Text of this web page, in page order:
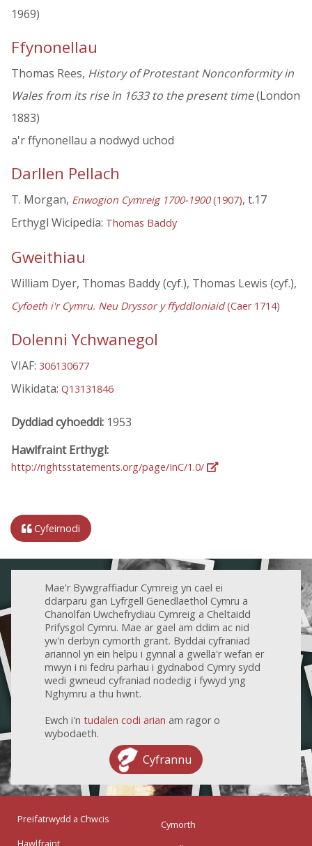
1969)
Ffynonellau
Thomas Rees, History of Protestant Nonconformity in
Wales from its rise in 1633 to the present time(London
1883)
a'r ffynonellau a nodwyd uchod
Darllen Pellach
T. Morgan, Enwogion Cymreig 1700-1900(1907), t.17
Erthygl Wicipedia: Thomas Baddy
Gweithiau
William Dyer, Thomas Baddy (cyf.), Thomas Lewis (cyf.),
Cyfoeth i'r Cymru. Neu Dryssor y ffyddloniaid(Caer 1714)
Dolenni Ychwanegol
VIAF: 306130677
Wikidata: Q13131846
Dyddiad cyhoeddi: 1953
Hawlfraint Erthygl:
http://rightsstatements.org/page/InC/1.0/
Cyfeirnodi
Mae'r Bywgraffiadur Cymreig yn cael ei
ddarparu gan Lyfrgell Genedlaethol Cymru a
Chanolfan Uwchefrydiau Cymreig a Cheltaidd
Prifysgol Cymru. Mae ar gael am ddim ac nid
yw'n derbyn cymorth grant. Byddai cyfraniad
ariannol yn ein helpu i gynnal a gwella'r wefan er
mwyn i ni fedru parhau i gydnabod Cymry sydd
wedi gwneud cyfraniad nodedig i fywyd yng
Nghymru a thu hwnt.
Ewch i'n tudalen codi arian am ragor o
wybodaeth.
Cyfrannu
Preifatrwydd a Chwcis
Hawlfraint
Cymorth